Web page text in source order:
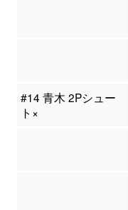
#14 青木 2Pシュー
ト×